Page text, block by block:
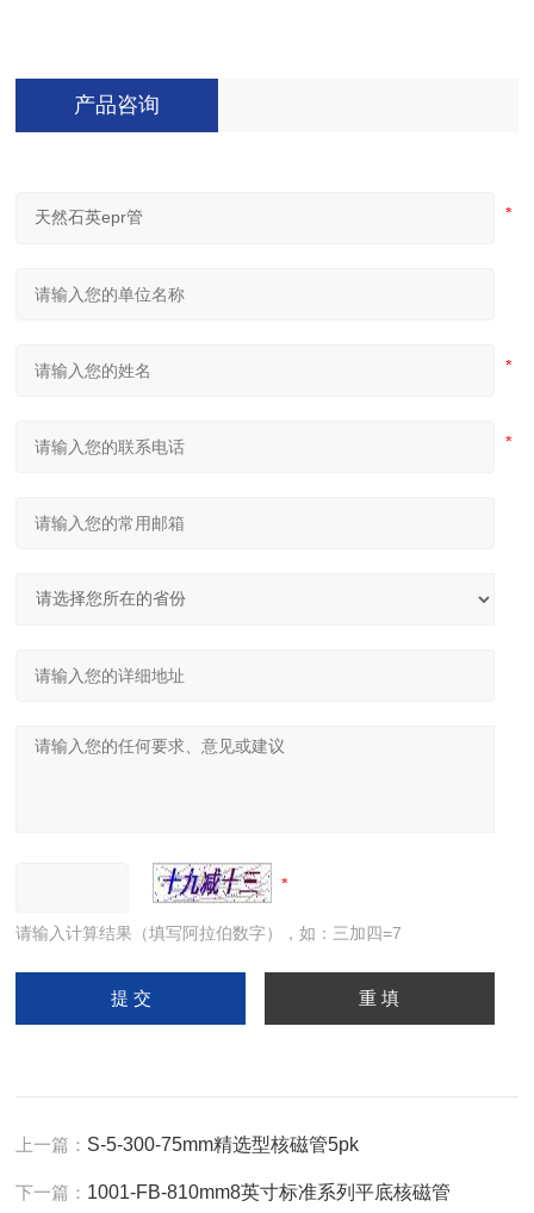
产品咨询
请输入计算结果（填写阿拉伯数字），如：三加四=7
上一篇： S-5-300-75mm精选型核磁管5pk
下一篇： 1001-FB-810mm8英寸标准系列平底核磁管